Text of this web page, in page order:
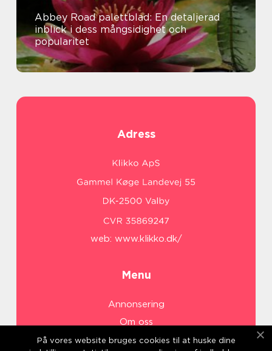
Abbey Road palettblad: En detaljerad
inblick i dess mångsidighet och
popularitet
Adress
web: www.klikko.dk/
Menu
Annonsering
Om oss
Cookies
På vores website bruges cookies til at huske dine